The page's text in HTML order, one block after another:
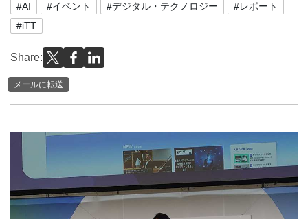
#AI #イベント #デジタル・テクノロジー
#レポート
#iTT
Share:
メールに転送